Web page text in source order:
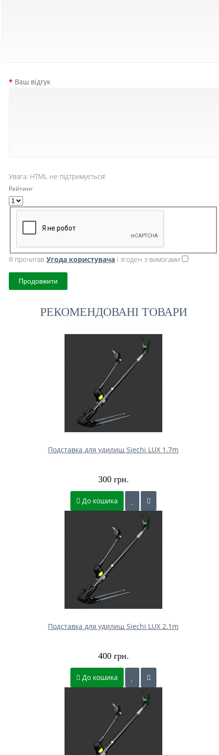
Ваш відгук
Увага: HTML не підтримується!
Рейтинг
Я прочитав Угода користувача і згоден з вимогами
Продовжити
РЕКОМЕНДОВАНІ ТОВАРИ
Подставка для удилищ Siechi LUX 1.7m
300 грн.
До кошика
Подставка для удилищ Siechi LUX 2.1m
400 грн.
До кошика